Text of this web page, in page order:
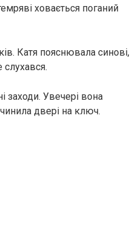
ховається поганий
Катя пояснювала синові,
слухався.
заходи. Увечері вона
двері на ключ.